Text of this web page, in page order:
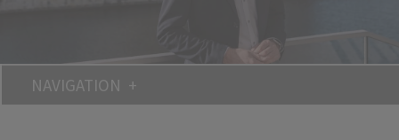
NAVIGATION